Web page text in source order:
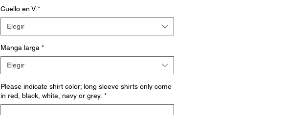
Cuello en V *
Elegir
Manga larga *
Elegir
Please indicate shirt color; long sleeve shirts only come
in red, black, white, navy or grey. *